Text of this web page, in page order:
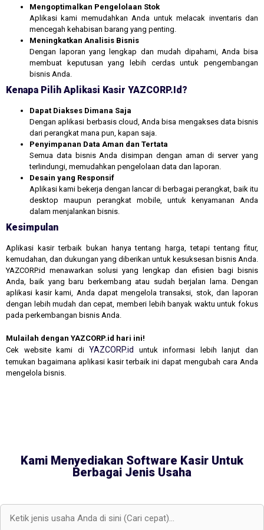
Mengoptimalkan Pengelolaan Stok
Aplikasi kami memudahkan Anda untuk melacak inventaris dan
mencegah kehabisan barang yang penting.
Meningkatkan Analisis Bisnis
Dengan laporan yang lengkap dan mudah dipahami, Anda bisa
membuat keputusan yang lebih cerdas untuk pengembangan
bisnis Anda.
Kenapa Pilih Aplikasi Kasir YAZCORP.id?
Dapat Diakses Dimana Saja
Dengan aplikasi berbasis cloud, Anda bisa mengakses data bisnis
dari perangkat mana pun, kapan saja.
Penyimpanan Data Aman dan Tertata
Semua data bisnis Anda disimpan dengan aman di server yang
terlindungi, memudahkan pengelolaan data dan laporan.
Desain yang Responsif
Aplikasi kami bekerja dengan lancar di berbagai perangkat, baik itu
desktop maupun perangkat mobile, untuk kenyamanan Anda
dalam menjalankan bisnis.
Kesimpulan
Aplikasi kasir terbaik bukan hanya tentang harga, tetapi tentang fitur,
kemudahan, dan dukungan yang diberikan untuk kesuksesan bisnis Anda.
YAZCORP.id menawarkan solusi yang lengkap dan efisien bagi bisnis
Anda, baik yang baru berkembang atau sudah berjalan lama. Dengan
aplikasi kasir kami, Anda dapat mengelola transaksi, stok, dan laporan
dengan lebih mudah dan cepat, memberi lebih banyak waktu untuk fokus
pada perkembangan bisnis Anda.
Mulailah dengan YAZCORP.id hari ini!
Cek website kami di YAZCORP.id
untuk informasi lebih lanjut dan
temukan bagaimana aplikasi kasir terbaik ini dapat mengubah cara Anda
mengelola bisnis.
Kami Menyediakan Software Kasir Untuk
Berbagai Jenis Usaha